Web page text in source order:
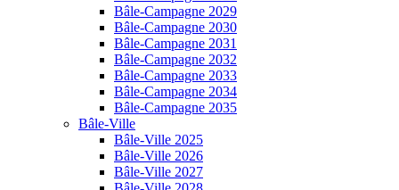
Bâle-Campagne 2029
Bâle-Campagne 2030
Bâle-Campagne 2031
Bâle-Campagne 2032
Bâle-Campagne 2033
Bâle-Campagne 2034
Bâle-Campagne 2035
Bâle-Ville
Bâle-Ville 2025
Bâle-Ville 2026
Bâle-Ville 2027